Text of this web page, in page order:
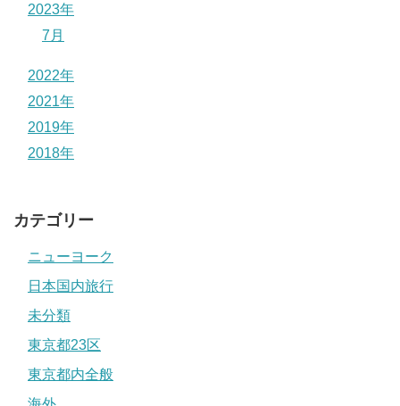
2023年
7月
2022年
2021年
2019年
2018年
カテゴリー
ニューヨーク
日本国内旅行
未分類
東京都23区
東京都内全般